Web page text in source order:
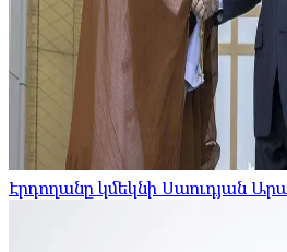
Էրդողանը կմեկնի Սաուդյան